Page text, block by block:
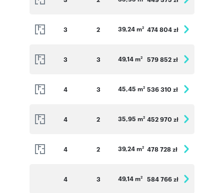
3 2 39,24 m2 474 804 zł
3 3 49,14 m2 579 852 zł
4 3 45,45 m2 536 310 zł
4 2 35,95 m2 452 970 zł
4 2 39,24 m2 478 728 zł
4 3 49,14 m2 584 766 zł